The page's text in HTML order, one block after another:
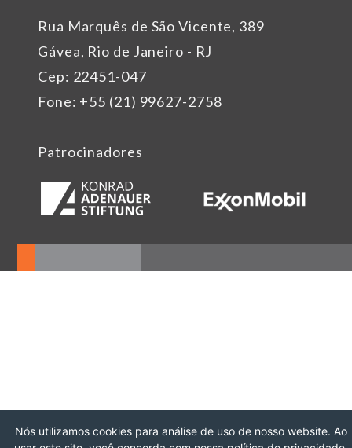
Rua Marquês de São Vicente, 389
Gávea, Rio de Janeiro - RJ
Cep: 22451-047
Fone: +55 (21) 99627-2758
Patrocinadores
Nós utilizamos cookies para análise de uso de nosso website. Ao